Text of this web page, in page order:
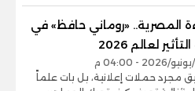
المصرية.. «روماني حافظ» في
لعالم 2026
مجرد حملات إعلانية، بل بات علماً